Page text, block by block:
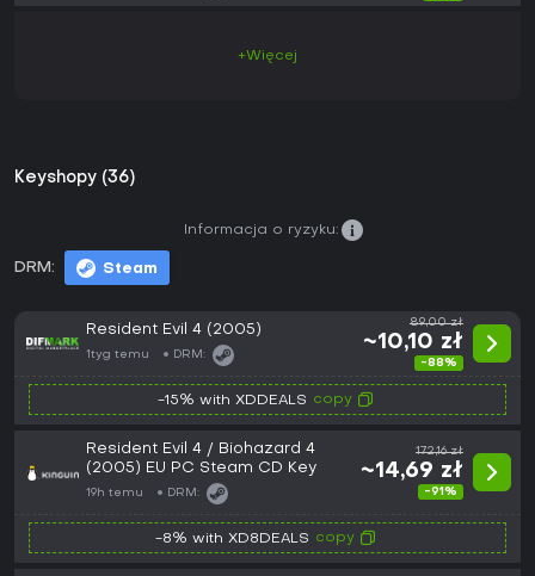
+Więcej
Keyshopy (36)
DRM: Steam
Informacja o ryzyku:
Resident Evil 4 (2005)
1tyg temu DRM:
89,00 zł
~10,10 zł
-88%
-15% with XDDEALS copy
Resident Evil 4 / Biohazard 4
(2005) EU PC Steam CD Key
19h temu DRM:
172,16 zł
~14,69 zł
-91%
-8% with XD8DEALS copy